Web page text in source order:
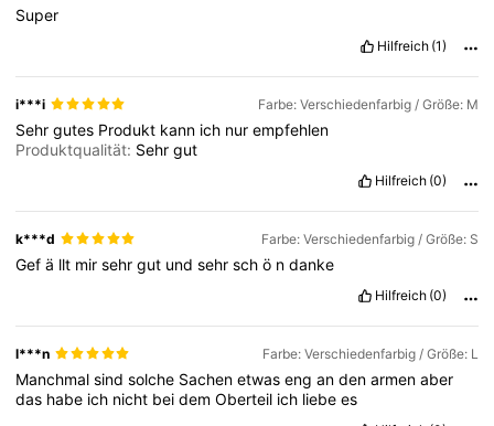
Super
Hilfreich (1)
i***i Farbe: Verschiedenfarbig / Größe: M
Sehrgutes Produkt kann ich nurempfehlen
Produktqualität: Sehrgut
Hilfreich (0)
k***d Farbe: Verschiedenfarbig / Größe: S
Gefä llt mirsehrgut undsehrschö ndanke
Hilfreich (0)
l***n Farbe: Verschiedenfarbig / Größe: L
Manchmalsindsolche Sachenetwasengandenarmenaber
das habe ich nicht beidemOberteil ich liebees